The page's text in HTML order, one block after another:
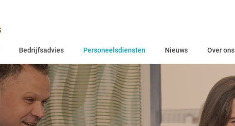
Bedrijfsadvies Personeelsdiensten Nieuws Over ons